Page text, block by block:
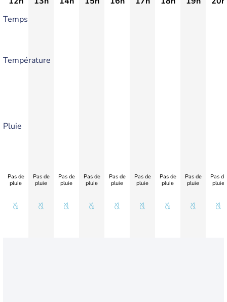
Temps
Température
Pluie
Pas de
pluie
Pas de
pluie
Pas de
pluie
Pas de
pluie
Pas de
pluie
Pas de
pluie
Pas de
pluie
Pas de
pluie
Pas de
pluie